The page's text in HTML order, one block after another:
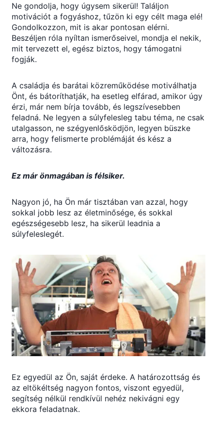
Ne gondolja, hogy úgysem sikerül! Találjon
motivációt a fogyáshoz, tűzön ki egy célt maga elé!
Gondolkozzon, mit is akar pontosan elérni.
Beszéljen róla nyíltan ismerőseivel, mondja el nekik,
mit tervezett el, egész biztos, hogy támogatni
fogják.
A családja és barátai közreműködése motiválhatja
Önt, és bátoríthatják, ha esetleg elfárad, amikor úgy
érzi, már nem bírja tovább, és legszívesebben
feladná. Ne legyen a súlyfelesleg tabu téma, ne csak
utalgasson, ne szégyenlősködjön, legyen büszke
arra, hogy felismerte problémáját és kész a
változásra.
Ez már önmagában is félsiker.
Nagyon jó, ha Ön már tisztában van azzal, hogy
sokkal jobb lesz az életminősége, és sokkal
egészségesebb lesz, ha sikerül leadnia a
súlyfeleslegét.
Ez egyedül az Ön, saját érdeke. A határozottság és
az eltökéltség nagyon fontos, viszont egyedül,
segítség nélkül rendkívül nehéz nekivágni egy
ekkora feladatnak.